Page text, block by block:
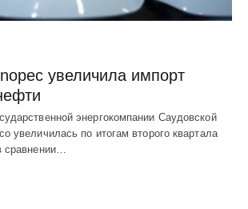
увеличила импорт
энергокомпании Саудовской
увеличилась по итогам второго квартала
сравнении…